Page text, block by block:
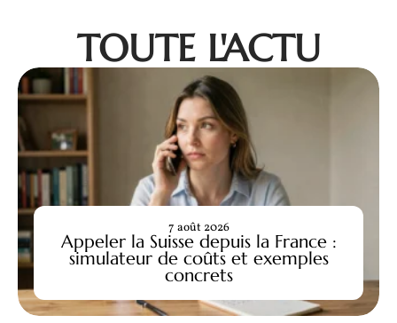
TOUTE L'ACTU
Appeler la Suisse depuis la France :
simulateur de coûts et exemples
concrets
7 août 2026